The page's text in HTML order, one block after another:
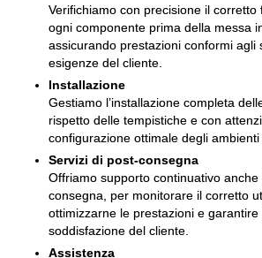
Verifichiamo con precisione il corretto
ogni componente prima della messa
assicurando prestazioni conformi agli
esigenze del cliente.
Installazione
Gestiamo l’installazione completa
rispetto delle tempistiche e con
configurazione ottimale degli ambienti
Servizi di post-consegna
Offriamo supporto continuativo anche
consegna, per monitorare il corretto
ottimizzarne le prestazioni e garantire
soddisfazione del cliente.
Assistenza